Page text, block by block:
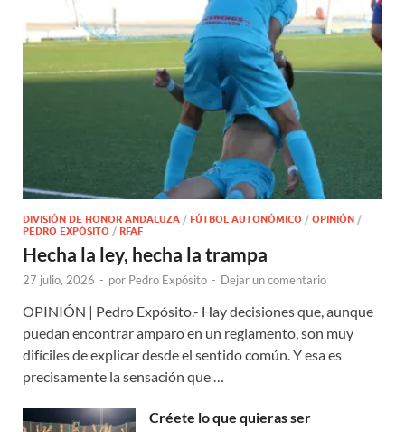
DIVISIÓN DE HONOR ANDALUZA / FÚTBOL AUTONÓMICO / OPINIÓN /
PEDRO EXPÓSITO / RFAF
Hecha la ley, hecha la trampa
27 julio, 2026 - por Pedro Expósito - Dejar un comentario
OPINIÓN | Pedro Expósito.- Hay decisiones que, aunque
puedan encontrar amparo en un reglamento, son muy
difíciles de explicar desde el sentido común. Y esa es
precisamente la sensación que …
Créete lo que quieras ser